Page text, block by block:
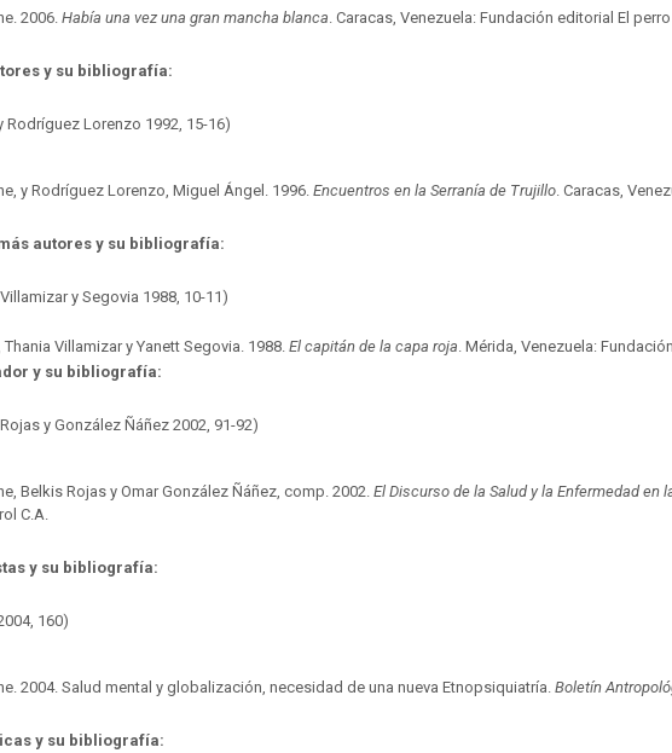
2006.Había una vez una gran mancha blanca . Caracas, Venezuela: Fundación editorial El perro
y su bibliografía:
Rodríguez Lorenzo 1992, 15-16)
y Rodríguez Lorenzo, Miguel Ángel. 1996.Encuentros en la Serranía de Trujillo . Caracas,
autores y su bibliografía:
y Segovia 1988, 10-11)
Villamizar y Yanett Segovia. 1988.El capitán de la capa roja . Mérida, Venezuela:
y su bibliografía:
y González Ñáñez 2002, 91-92)
Belkis Rojas y Omar González Ñáñez, comp. 2002.El Discurso de la Salud y la Enfermedad en
C.A.
y su bibliografía:
160)
2004. Salud mental y globalización, necesidad de una nueva Etnopsiquiatría.Boletín
y su bibliografía: